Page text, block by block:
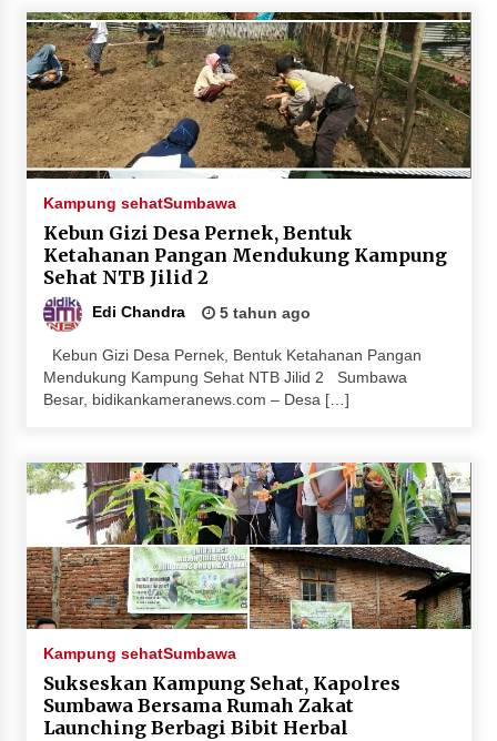
Kampung sehatSumbawa
Kebun Gizi Desa Pernek, Bentuk
Ketahanan Pangan Mendukung Kampung
Sehat NTB Jilid 2
Edi Chandra 5 tahun ago
Kebun Gizi Desa Pernek, Bentuk Ketahanan Pangan
Mendukung Kampung Sehat NTB Jilid 2 Sumbawa
Besar, bidikankameranews.com – Desa […]
Kampung sehatSumbawa
Sukseskan Kampung Sehat, Kapolres
Sumbawa Bersama Rumah Zakat
Launching Berbagi Bibit Herbal